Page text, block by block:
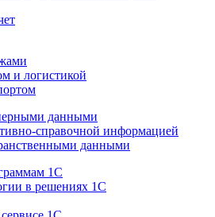
и логистикой
данными
справочной информацией
данными
1С
в решениях 1С